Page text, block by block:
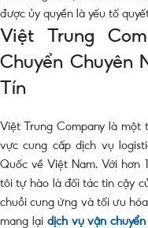
được ủy quyền là yếu tố
Việt Trung
Chuyển Chuyên
Tín
Việt Trung Company là một
vực cung cấp dịch vụ
Quốc về Việt Nam. Với hơn
tôi tự hào là đối tác tin cậy
chuỗi cung ứng và tối ưu
mang lại dịch vụ vận